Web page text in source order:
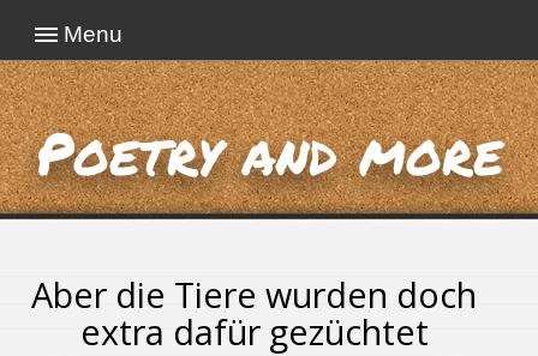
Menu
Poetry and more
Aber die Tiere wurden doch
extra dafür gezüchtet